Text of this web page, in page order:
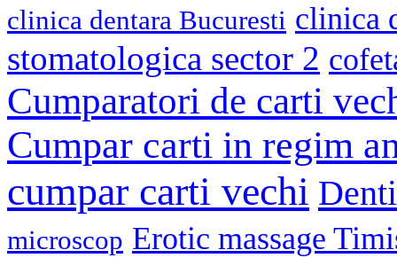
clinica dentara Bucuresti clinica
stomatologica sector 2
Cumparatori de carti
Cumpar carti in regim
cumpar carti vechi
microscop Erotic massage